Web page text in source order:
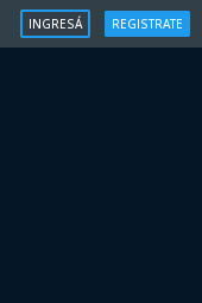
INGRESÁ REGISTRATE